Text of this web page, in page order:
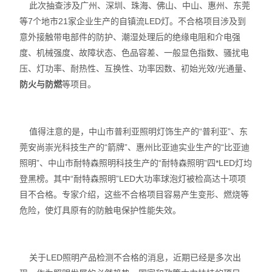
新型尼龙吸湿增韧设备
此次抽查涉及广州、深圳、珠海、佛山、中山、惠州、东莞
等7个地市21家企业生产的自镇流LED灯。不合格项目涉及到
意外接触带电部件的防护、潮湿处理后的绝缘电阻和介电强
度、机械强度、故障状态、色品容差、一般显色指数、骚扰电
压、灯功率、耐热性、互换性、功率因数、初始光效/光通量、
防火与防燃等项目。
值得注意的是，中山市普利亚照明灯饰生产的“普利亚”、东
莞安尚崇光科技生产的“箭牌”、惠州比亚迪实业生产的“比亚迪
照明”、中山市耐特森照明科技生产的“耐特森照明”四*LED灯均
登黑榜。其中“耐特森照明”LED大功率球泡灯被检高达十项项
目不合格。专家介绍，这些不合格项目容易产生变形、燃烧等
危险，使灯具原有的防触电保护性能失效。
关于LED照明产品检测不合格的消息，近期已经是多次出